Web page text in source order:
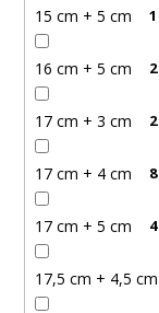
15 cm + 5 cm 1
16 cm + 5 cm 2
17 cm + 3 cm 2
17 cm + 4 cm 8
17 cm + 5 cm 4
17,5 cm + 4,5 cm